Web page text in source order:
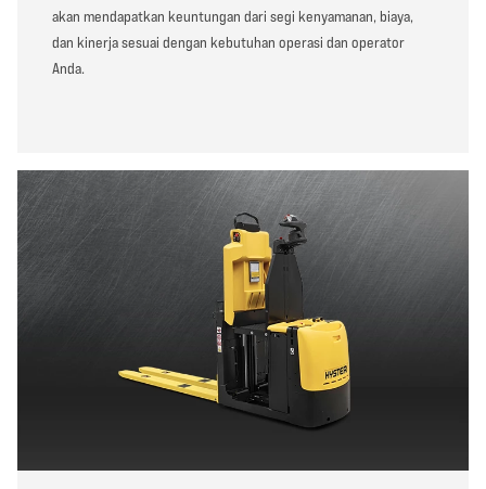
akan mendapatkan keuntungan dari segi kenyamanan, biaya,
dan kinerja sesuai dengan kebutuhan operasi dan operator
Anda.